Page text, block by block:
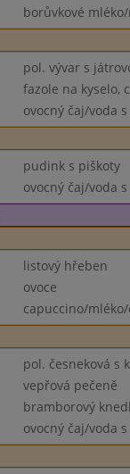
borůvkové
pol. vývar s
fazole na kyselo,
ovocný čaj/voda
pudink s piškoty
ovocný čaj/voda
listový hřeben
ovoce
capuccino/
pol. česneková s
vepřová pečeně
bramborový
ovocný čaj/voda